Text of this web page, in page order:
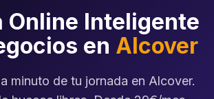
Online Inteligente
en Alcover
minuto de tu jornada en Alcover.